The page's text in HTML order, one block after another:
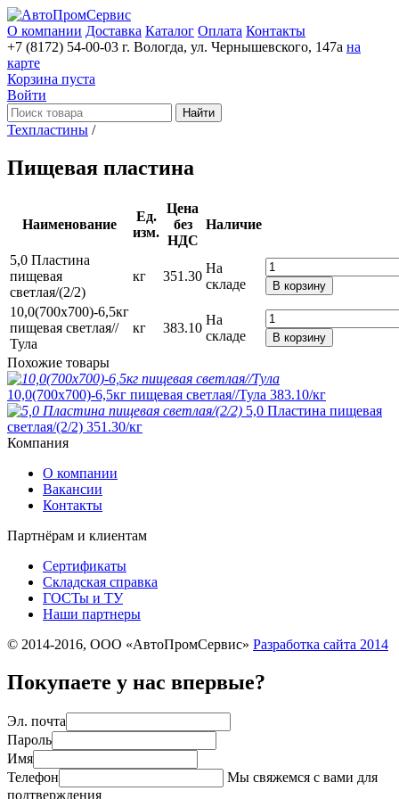
О компании Доставка Каталог Оплата Контакты
+7 (8172) 54-00-03 г. Вологда, ул. Чернышевского, 147а на
карте
Корзина пуста
Войти
Найти
Техпластины /
Пищевая пластина
Наименование
Ед.
изм.
Цена
без
НДС
Наличие
5,0 Пластина
пищевая
светлая/(2/2)
кг 351.30
На
складе
В корзину
10,0(700х700)-6,5кг
пищевая светлая//
Тула
кг 383.10
На
складе
В корзину
Похожие товары
10,0(700х700)-6,5кг пищевая светлая//Тула 383.10/кг
5,0 Пластина пищевая
светлая/(2/2) 351.30/кг
Компания
О компании
Вакансии
Контакты
Партнёрам и клиентам
Сертификаты
Складская справка
ГОСТы и ТУ
Наши партнеры
© 2014-2016, ООО «АвтоПромСервис» Разработка сайта 2014
Покупаете у нас впервые?
Эл. почта
Пароль
Имя
Телефон
Мы свяжемся с вами для
подтверждения